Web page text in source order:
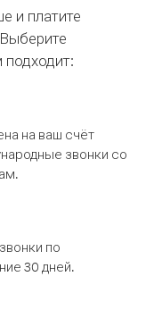
и платите
подходит:
на ваш счёт
звонки со
по
30 дней.